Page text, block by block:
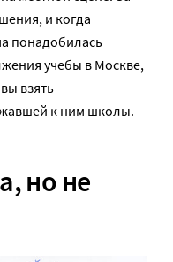
и когда
понадобилась
учебы в Москве,
взять
к ним школы.
но не